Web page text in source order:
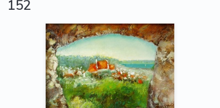
152